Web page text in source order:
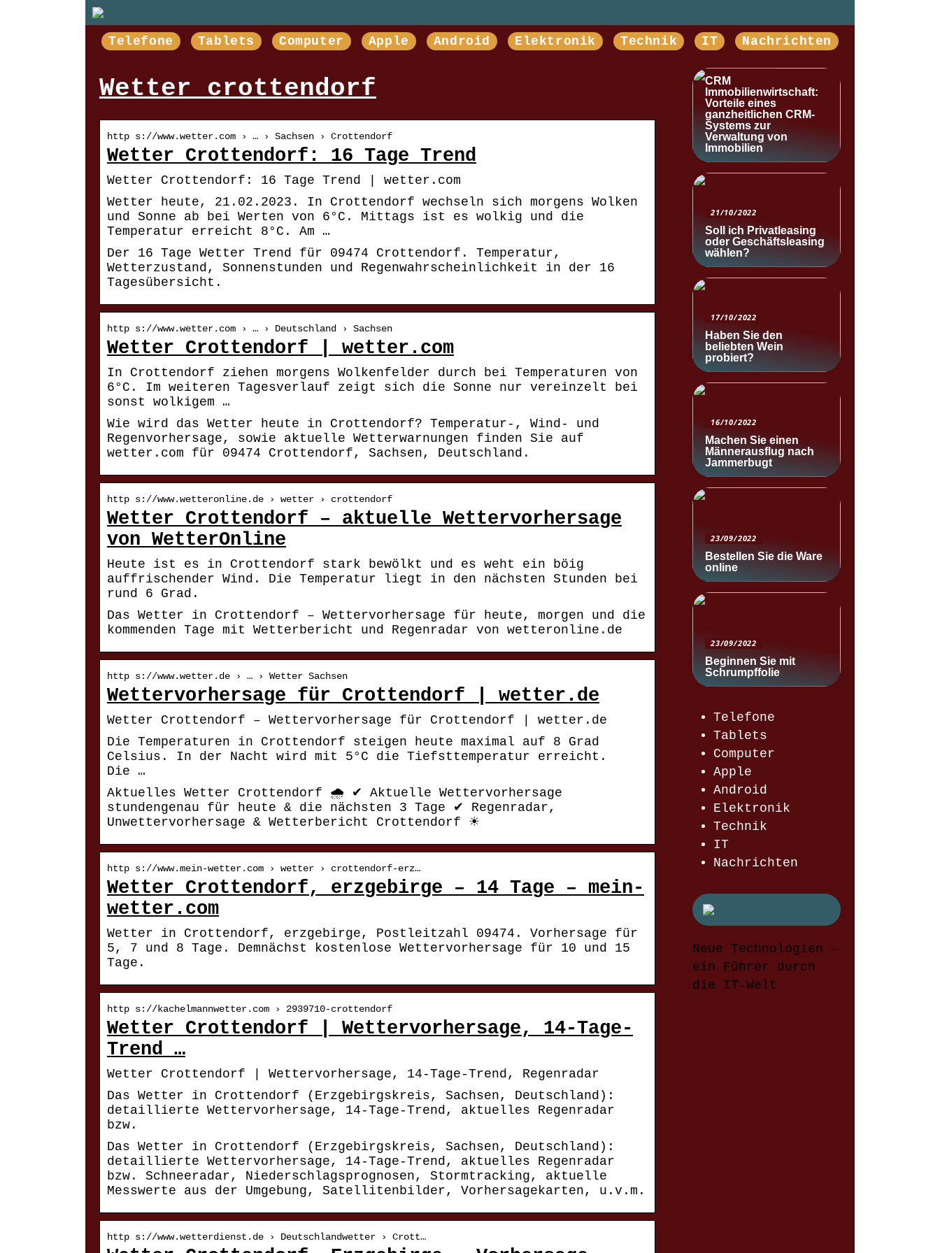
Telefone Tablets Computer Apple Android Elektronik Technik IT Nachrichten
Wetter crottendorf
http s://www.wetter.com › … › Sachsen › Crottendorf
Wetter Crottendorf: 16 Tage Trend
Wetter Crottendorf: 16 Tage Trend | wetter.com
Wetter heute, 21.02.2023. In Crottendorf wechseln sich morgens Wolken
und Sonne ab bei Werten von 6°C. Mittags ist es wolkig und die
Temperatur erreicht 8°C. Am …
Der 16 Tage Wetter Trend für 09474 Crottendorf. Temperatur,
Wetterzustand, Sonnenstunden und Regenwahrscheinlichkeit in der 16
Tagesübersicht.
http s://www.wetter.com › … › Deutschland › Sachsen
Wetter Crottendorf | wetter.com
In Crottendorf ziehen morgens Wolkenfelder durch bei Temperaturen von
6°C. Im weiteren Tagesverlauf zeigt sich die Sonne nur vereinzelt bei
sonst wolkigem …
Wie wird das Wetter heute in Crottendorf? Temperatur-, Wind- und
Regenvorhersage, sowie aktuelle Wetterwarnungen finden Sie auf
wetter.com für 09474 Crottendorf, Sachsen, Deutschland.
http s://www.wetteronline.de › wetter › crottendorf
Wetter Crottendorf – aktuelle Wettervorhersage
von WetterOnline
Heute ist es in Crottendorf stark bewölkt und es weht ein böig
auffrischender Wind. Die Temperatur liegt in den nächsten Stunden bei
rund 6 Grad.
Das Wetter in Crottendorf – Wettervorhersage für heute, morgen und die
kommenden Tage mit Wetterbericht und Regenradar von wetteronline.de
http s://www.wetter.de › … › Wetter Sachsen
Wettervorhersage für Crottendorf | wetter.de
Wetter Crottendorf – Wettervorhersage für Crottendorf | wetter.de
Die Temperaturen in Crottendorf steigen heute maximal auf 8 Grad
Celsius. In der Nacht wird mit 5°C die Tiefsttemperatur erreicht.
Die …
Aktuelles Wetter Crottendorf 🌧️ ✔ Aktuelle Wettervorhersage
stundengenau für heute & die nächsten 3 Tage ✔ Regenradar,
Unwettervorhersage & Wetterbericht Crottendorf ☀
http s://www.mein-wetter.com › wetter › crottendorf-erz…
Wetter Crottendorf, erzgebirge – 14 Tage – mein-
wetter.com
Wetter in Crottendorf, erzgebirge, Postleitzahl 09474. Vorhersage für
5, 7 und 8 Tage. Demnächst kostenlose Wettervorhersage für 10 und 15
Tage.
http s://kachelmannwetter.com › 2939710-crottendorf
Wetter Crottendorf | Wettervorhersage, 14-Tage-
Trend …
Wetter Crottendorf | Wettervorhersage, 14-Tage-Trend, Regenradar
Das Wetter in Crottendorf (Erzgebirgskreis, Sachsen, Deutschland):
detaillierte Wettervorhersage, 14-Tage-Trend, aktuelles Regenradar
bzw.
Das Wetter in Crottendorf (Erzgebirgskreis, Sachsen, Deutschland):
detaillierte Wettervorhersage, 14-Tage-Trend, aktuelles Regenradar
bzw. Schneeradar, Niederschlagsprognosen, Stormtracking, aktuelle
Messwerte aus der Umgebung, Satellitenbilder, Vorhersagekarten, u.v.m.
http s://www.wetterdienst.de › Deutschlandwetter › Crott…
CRM
Immobilienwirtschaft:
Vorteile eines
ganzheitlichen CRM-
Systems zur
Verwaltung von
Immobilien
21/10/2022
Soll ich Privatleasing
oder Geschäftsleasing
wählen?
17/10/2022
Haben Sie den
beliebten Wein
probiert?
16/10/2022
Machen Sie einen
Männerausflug nach
Jammerbugt
23/09/2022
Bestellen Sie die Ware
online
23/09/2022
Beginnen Sie mit
Schrumpffolie
Telefone
Tablets
Computer
Apple
Android
Elektronik
Technik
IT
Nachrichten
Neue Technologien –
ein Führer durch
die IT-Welt